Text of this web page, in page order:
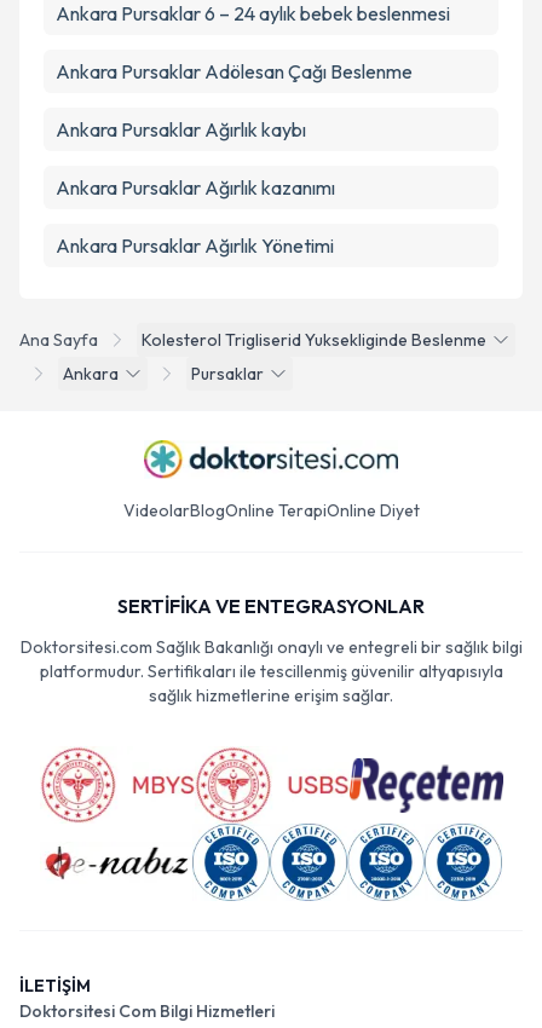
Ana Sayfa
Kolesterol Trigliserid Yuksekliginde Beslenme
Ankara
Pursaklar
Ankara Pursaklar 6 – 24 aylık bebek beslenmesi
Ankara Pursaklar Adölesan Çağı Beslenme
Ankara Pursaklar Ağırlık kaybı
Ankara Pursaklar Ağırlık kazanımı
Ankara Pursaklar Ağırlık Yönetimi
VideolarBlogOnline TerapiOnline Diyet
SERTİFİKA VE ENTEGRASYONLAR
Doktorsitesi.com Sağlık Bakanlığı onaylı ve entegreli bir sağlık bilgi
platformudur. Sertifikaları ile tescillenmiş güvenilir altyapısıyla
sağlık hizmetlerine erişim sağlar.
İLETİŞİM
Doktorsitesi Com Bilgi Hizmetleri